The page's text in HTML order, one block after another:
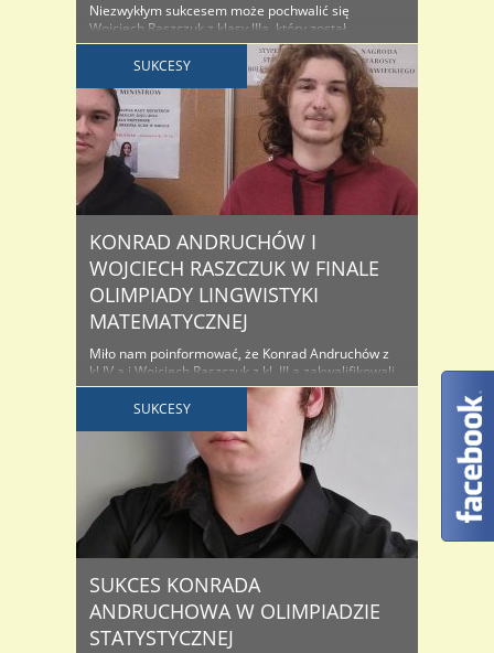
Niezwykłym sukcesem może pochwalić się
Wojciech Raszczuk z klasy IIIa, który został
laureatem VI miejsca w Ogólnopolskiej Olimpiadzie
Lingwistyki Matematycznej we Wrocławiu, tym
samym zakwalifikował się do etapu
międzynarodowego i będzie reprezentował Polskę,
tym razem w Bułgarii. Już teraz trzymamy kciuki!
Gratulujemy też Konradowi Andruchów z klasy IV a,
który został finalistą tej olimpiady. Eliminacje ..
SUKCESY
KONRAD ANDRUCHÓW I
WOJCIECH RASZCZUK W FINALE
OLIMPIADY LINGWISTYKI
MATEMATYCZNEJ
Miło nam poinformować, że Konrad Andruchów z
kl.IV a i Wojciech Raszczuk z kl. III a zakwalifikowali
się do eliminacji centralnych Olimpiady Lingwistyki
Matematycznej. Ta niezwykle interesująca
Olimpiada ma swoją długoletnią historię (od 2004
r.) i organizowana jest przez Uniwersytet
Wrocławski i Fundację Matematyków Wrocławskich.
Ma poziom krajowy i międzynarodowy. Co ciekawe,
udział w niej ..
SUKCESY
SUKCES KONRADA
ANDRUCHOWA W OLIMPIADZIE
STATYSTYCZNEJ